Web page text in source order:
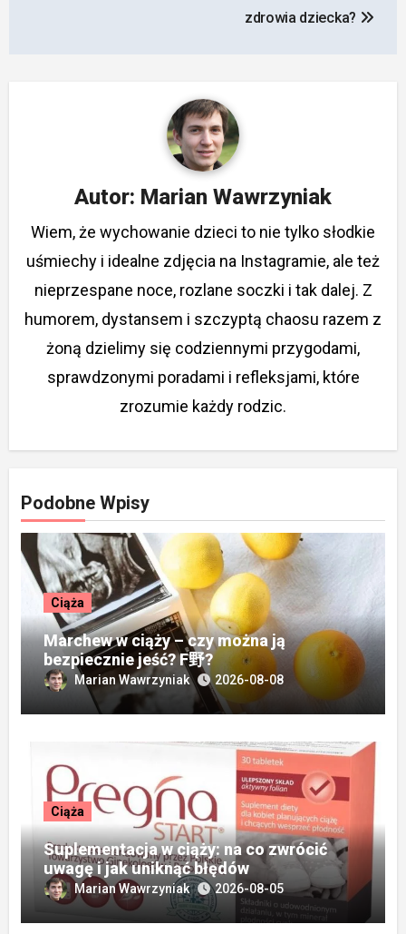
zdrowia dziecka?
Autor: Marian Wawrzyniak
Wiem, że wychowanie dzieci to nie tylko słodkie
uśmiechy i idealne zdjęcia na Instagramie, ale też
nieprzespane noce, rozlane soczki i tak dalej. Z
humorem, dystansem i szczyptą chaosu razem z
żoną dzielimy się codziennymi przygodami,
sprawdzonymi poradami i refleksjami, które
zrozumie każdy rodzic.
Podobne Wpisy
Ciąża
Marchew w ciąży – czy można ją
bezpiecznie jeść? F野?
Marian Wawrzyniak 2026-08-08
Ciąża
Suplementacja w ciąży: na co zwrócić
uwagę i jak uniknąć błędów
Marian Wawrzyniak 2026-08-05